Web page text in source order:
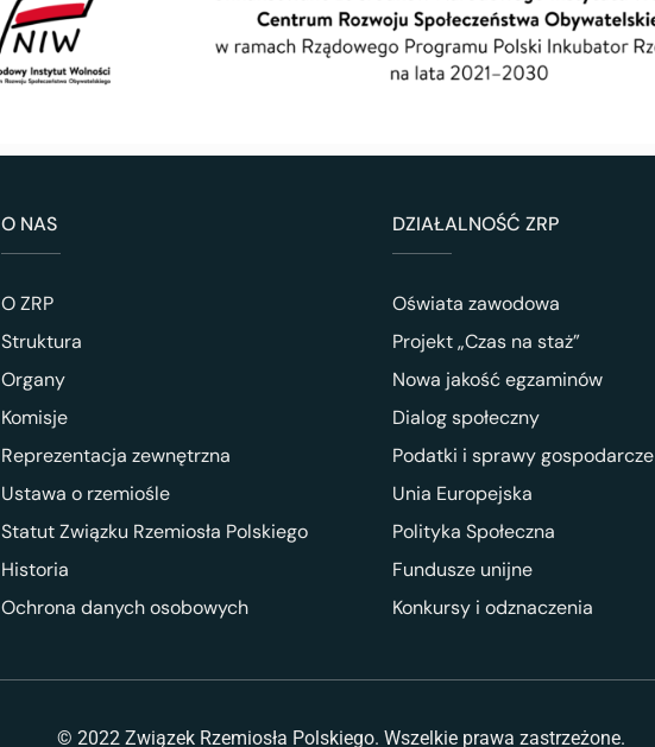
O NAS
O ZRP
Struktura
Organy
Komisje
Reprezentacja zewnętrzna
Ustawa o rzemiośle
Statut Związku Rzemiosła Polskiego
Historia
Ochrona danych osobowych
DZIAŁALNOŚĆ ZRP
Oświata zawodowa
Projekt „Czas na staż”
Nowa jakość egzaminów
Dialog społeczny
Podatki i sprawy gospodarcze
Unia Europejska
Polityka Społeczna
Fundusze unijne
Konkursy i odznaczenia
© 2022 Związek Rzemiosła Polskiego. Wszelkie prawa zastrzeżone.